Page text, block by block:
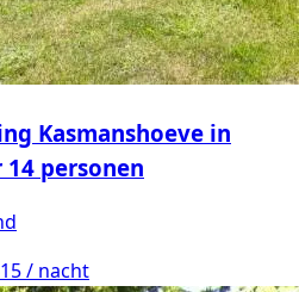
Kasmanshoeve in
personen
/ nacht